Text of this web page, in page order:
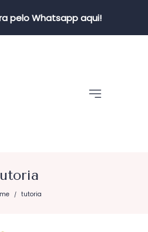
pelo Whatsapp aqui!
/ tutoria